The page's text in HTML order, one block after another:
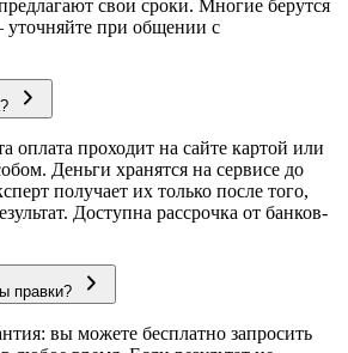
свои сроки. Многие берутся
уточняйте при общении с
оплата проходит на сайте картой или
Деньги хранятся на сервисе до
получает их только после того,
Доступна рассрочка от банков-
правки?
вы можете бесплатно запросить